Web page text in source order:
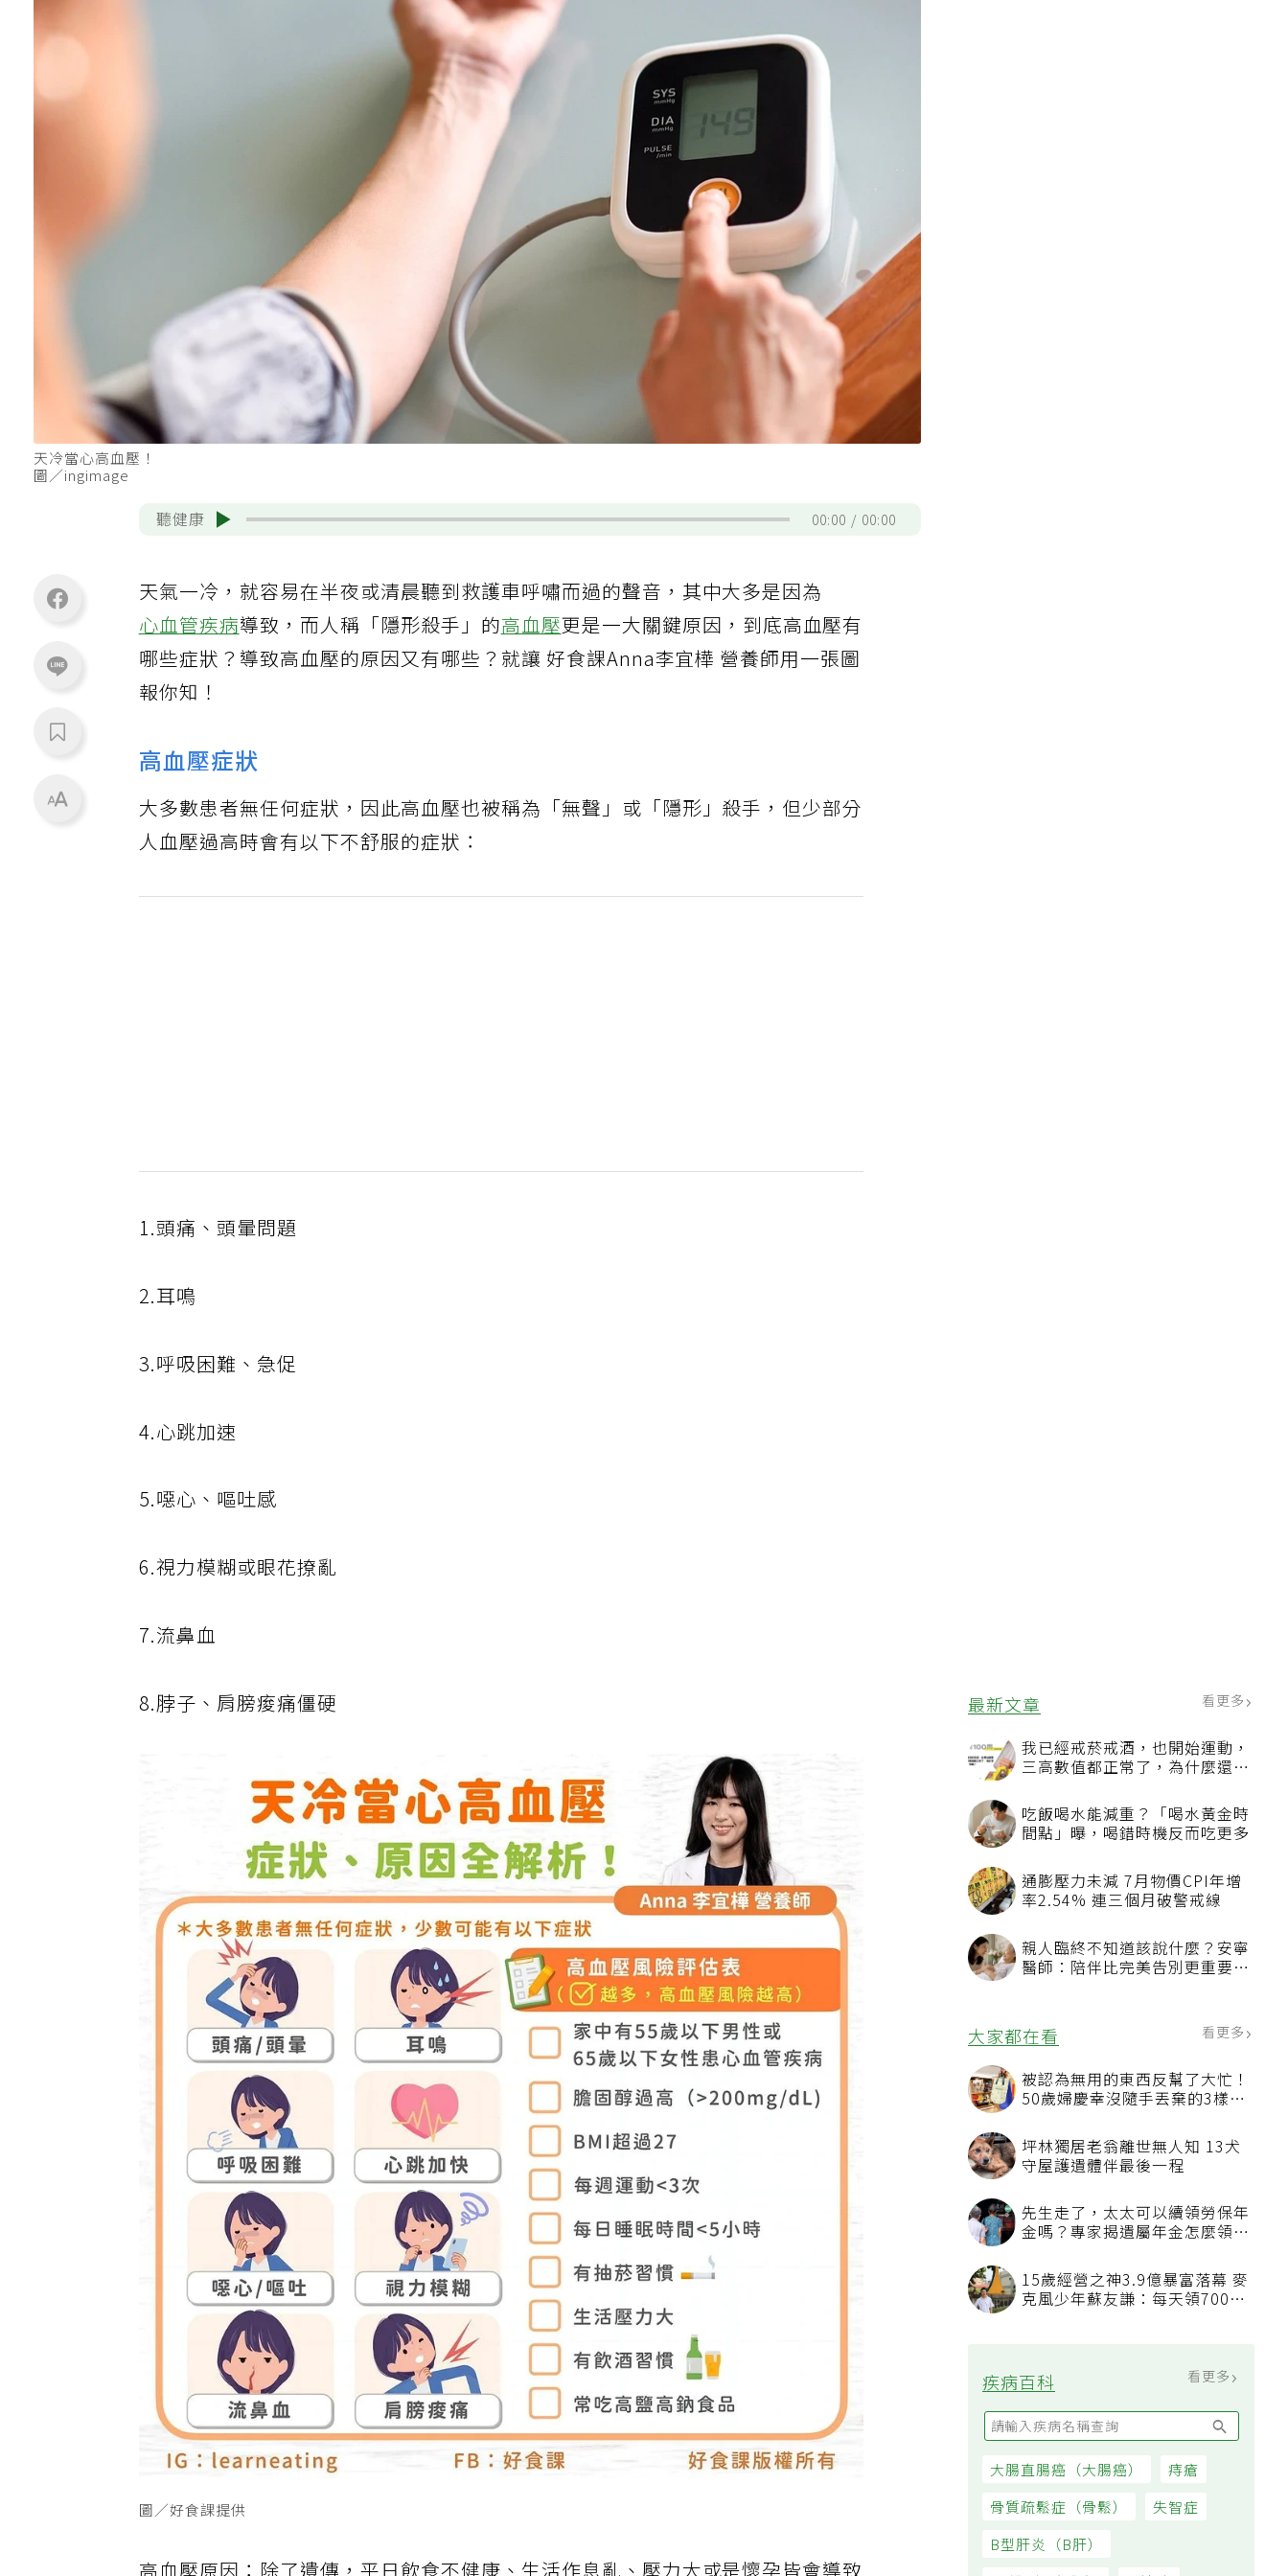
最新文章 看更多
我已經戒菸戒酒，也開始運動，
三高數值都正常了，為什麼還不
吃飯喝水能減重？「喝水黃金時
間點」曝，喝錯時機反而吃更多
通膨壓力未減 7月物價CPI年增
率2.54% 連三個月破警戒線
親人臨終不知道該說什麼？安寧
醫師：陪伴比完美告別更重要，
大家都在看
被認為無用的東西反幫了大忙！
50歲婦慶幸沒隨手丟棄的3樣物
坪林獨居老翁離世無人知 13犬
守屋護遺體伴最後一程
先生走了，太太可以續領勞保年
看順位還要看資格
15歲經營之神3.9億暴富落幕 麥
疾病百科
天冷當心高血壓！
圖／ingimage
聽健康 00:00 00:00
天氣一冷，就容易在半夜或清晨聽到救護車呼嘯而過的聲音，其中大多是因為
心血管疾病導致，而人稱「隱形殺手」的高血壓更是一大關鍵原因，到底高血壓有
哪些症狀？導致高血壓的原因又有哪些？就讓 好食課Anna李宜樺 營養師用一張圖
報你知！
高血壓症狀
大多數患者無任何症狀，因此高血壓也被稱為「無聲」或「隱形」殺手，但少部分
人血壓過高時會有以下不舒服的症狀：
1.頭痛、頭暈問題
2.耳鳴
3.呼吸困難、急促
4.心跳加速
5.噁心、嘔吐感
6.視力模糊或眼花撩亂
7.流鼻血
8.脖子、肩膀痠痛僵硬